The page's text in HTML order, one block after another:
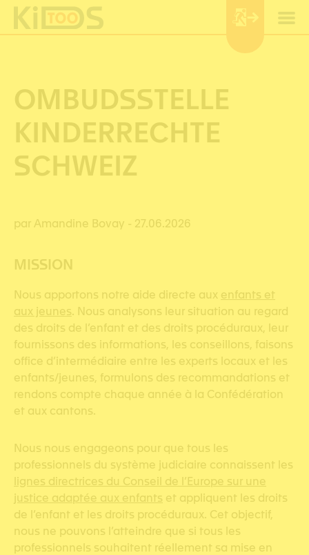
OMBUDSSTELLE
KINDERRECHTE
SCHWEIZ
par Amandine Bovay - 27.06.2026
MISSION
Nous apportons notre aide directe aux enfants et
aux jeunes. Nous analysons leur situation au regard
des droits de l’enfant et des droits procéduraux, leur
fournissons des informations, les conseillons, faisons
office d’intermédiaire entre les experts locaux et les
enfants/jeunes, formulons des recommandations et
rendons compte chaque année à la Confédération
et aux cantons.
Nous nous engageons pour que tous les
professionnels du système judiciaire connaissent les
lignes directrices du Conseil de l’Europe sur une
justice adaptée aux enfants et appliquent les droits
de l’enfant et les droits procéduraux. Cet objectif,
nous ne pouvons l’atteindre que si tous les
professionnels souhaitent réellement sa mise en
Panneau de gestion des cookies